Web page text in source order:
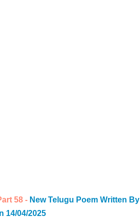
58 - New Telugu Poem Written By
14/04/2025